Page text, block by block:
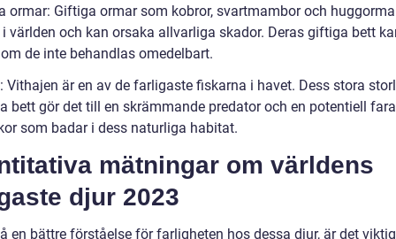
ormar: Giftiga ormar som kobror, svartmambor och
världen och kan orsaka allvarliga skador. Deras giftiga bett
de inte behandlas omedelbart.
Vithajen är en av de farligaste fiskarna i havet. Dess stora
bett gör det till en skrämmande predator och en potentiell
som badar i dess naturliga habitat.
mätningar om världens
djur 2023
en bättre förståelse för farligheten hos dessa djur, är det